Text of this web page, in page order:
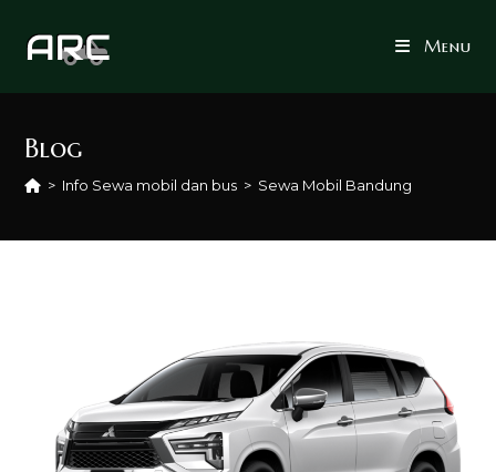
Menu
Blog
> Info Sewa mobil dan bus > Sewa Mobil Bandung